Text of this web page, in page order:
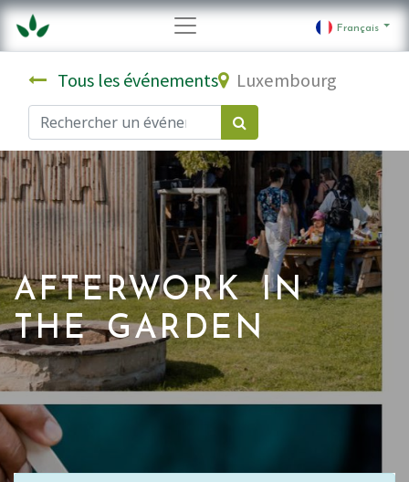
Français
Tous les événements Luxembourg
AFTERWORK IN
THE GARDEN